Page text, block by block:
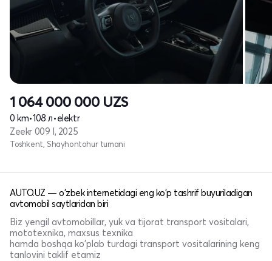
1 064 000 000 UZS
0 km•108 л•elektr
Zeekr 009 I, 2025
Toshkent, Shayhontohur tumani
AUTO.UZ — o'zbek internetidagi eng ko'p tashrif buyuriladigan
avtomobil saytlaridan biri
Biz yengil avtomobillar, yuk va tijorat transport vositalari,
mototexnika, maxsus texnika
hamda boshqa ko'plab turdagi transport vositalarining keng
tanlovini taklif etamiz